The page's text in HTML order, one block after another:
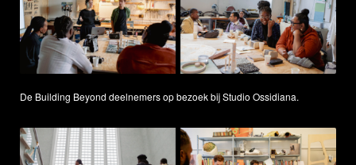
De Building Beyond deelnemers op bezoek bij Studio Ossidiana.